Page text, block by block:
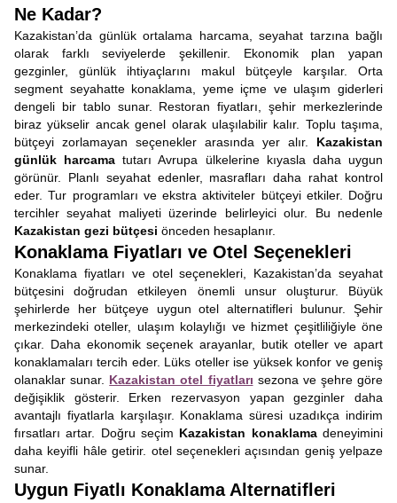
Ne Kadar?
Kazakistan’da günlük ortalama harcama, seyahat tarzına bağlı
olarak farklı seviyelerde şekillenir. Ekonomik plan yapan
gezginler, günlük ihtiyaçlarını makul bütçeyle karşılar. Orta
segment seyahatte konaklama, yeme içme ve ulaşım giderleri
dengeli bir tablo sunar. Restoran fiyatları, şehir merkezlerinde
biraz yükselir ancak genel olarak ulaşılabilir kalır. Toplu taşıma,
bütçeyi zorlamayan seçenekler arasında yer alır. Kazakistan
günlük harcama tutarı Avrupa ülkelerine kıyasla daha uygun
görünür. Planlı seyahat edenler, masrafları daha rahat kontrol
eder. Tur programları ve ekstra aktiviteler bütçeyi etkiler. Doğru
tercihler seyahat maliyeti üzerinde belirleyici olur. Bu nedenle
Kazakistan gezi bütçesi önceden hesaplanır.
Konaklama Fiyatları ve Otel Seçenekleri
Konaklama fiyatları ve otel seçenekleri, Kazakistan’da seyahat
bütçesini doğrudan etkileyen önemli unsur oluşturur. Büyük
şehirlerde her bütçeye uygun otel alternatifleri bulunur. Şehir
merkezindeki oteller, ulaşım kolaylığı ve hizmet çeşitliliğiyle öne
çıkar. Daha ekonomik seçenek arayanlar, butik oteller ve apart
konaklamaları tercih eder. Lüks oteller ise yüksek konfor ve geniş
olanaklar sunar. Kazakistan otel fiyatları sezona ve şehre göre
değişiklik gösterir. Erken rezervasyon yapan gezginler daha
avantajlı fiyatlarla karşılaşır. Konaklama süresi uzadıkça indirim
fırsatları artar. Doğru seçim Kazakistan konaklamadeneyimini
daha keyifli hâle getirir. otel seçenekleri açısından geniş yelpaze
sunar.
Uygun Fiyatlı Konaklama Alternatifleri